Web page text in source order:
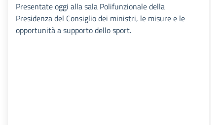
Presentate oggi alla sala Polifunzionale della
Presidenza del Consiglio dei ministri, le misure e le
opportunità a supporto dello sport.